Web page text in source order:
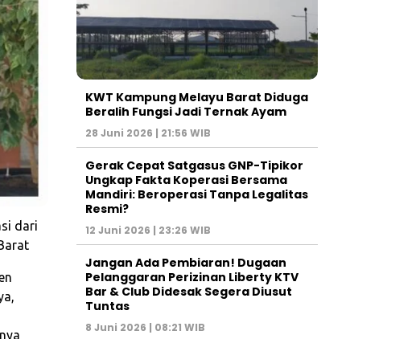
dari
KWT Kampung Melayu Barat Diduga
Beralih Fungsi Jadi Ternak Ayam
28 Juni 2026 | 21:56 WIB
Gerak Cepat Satgasus GNP-Tipikor
Ungkap Fakta Koperasi Bersama
Mandiri: Beroperasi Tanpa Legalitas
Resmi?
12 Juni 2026 | 23:26 WIB
Jangan Ada Pembiaran! Dugaan
Pelanggaran Perizinan Liberty KTV
Bar & Club Didesak Segera Diusut
Tuntas
8 Juni 2026 | 08:21 WIB